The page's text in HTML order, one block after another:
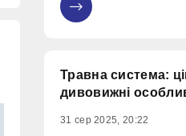
Травна система:
дивовижні
31 сер 2025, 20:22